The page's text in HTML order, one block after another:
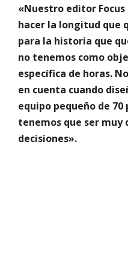
«Nuestro editor
hacer la longitud que
para la historia que
no tenemos como
específica de horas.
en cuenta cuando
equipo pequeño de 70
tenemos que ser muy
decisiones».